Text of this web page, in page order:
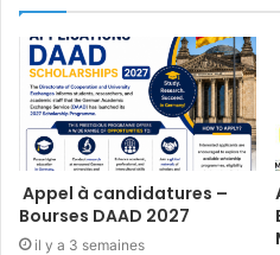
Appel à candidatures –
Bourses DAAD 2027
il y a 3 semaines